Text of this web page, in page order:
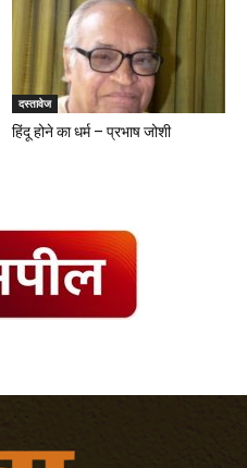
दस्तावेज
हिंदू होने का धर्म – प्रभाष जोशी